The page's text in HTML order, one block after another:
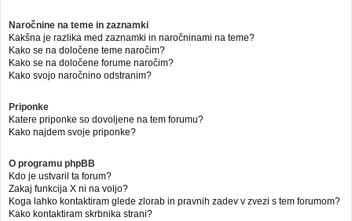
Naročnine na teme in zaznamki
Kakšna je razlika med zaznamki in naročninami na teme?
Kako se na določene teme naročim?
Kako se na določene forume naročim?
Kako svojo naročnino odstranim?
Priponke
Katere priponke so dovoljene na tem forumu?
Kako najdem svoje priponke?
O programu phpBB
Kdo je ustvaril ta forum?
Zakaj funkcija X ni na voljo?
Koga lahko kontaktiram glede zlorab in pravnih zadev v zvezi s tem forumom?
Kako kontaktiram skrbnika strani?